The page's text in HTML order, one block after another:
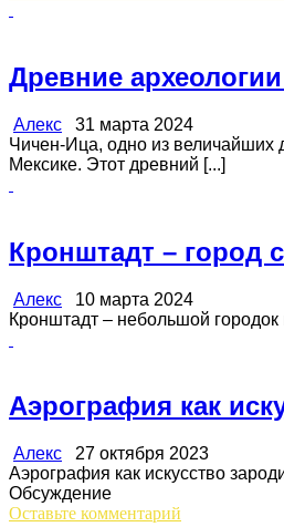
Древние
Алекс 31 марта 2024
Чичен-Ица, одно из величайших
Мексике. Этот древний [...]
Кронштадт – город
Алекс 10 марта 2024
Кронштадт – небольшой
Аэрография как
Алекс 27 октября 2023
Аэрография как искусство
Обсуждение
Оставьте комментарий